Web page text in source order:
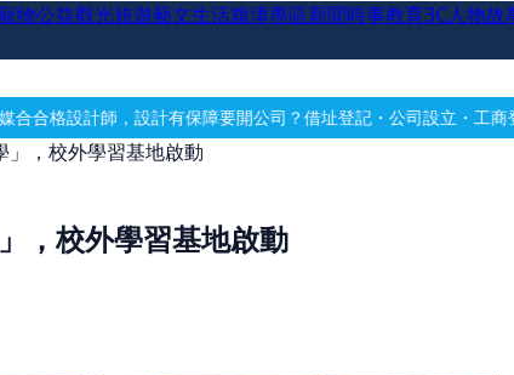
物公益觀光旅遊藝文生活旗津專區新聞時事教育3C人物故
障要開公司？借址登記・公司設立・工商登記一次辦好記帳報稅
」，校外學習基地啟動
，校外學習基地啟動